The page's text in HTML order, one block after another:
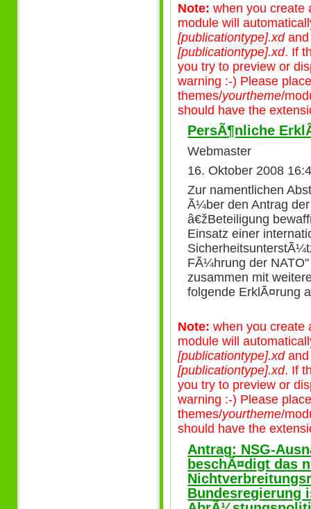
Note: when you create
module will
[publicationtype].xd
[publicationtype].xd. If
you try to preview or
warning :-) Please
themes/yourtheme/
should have the
PersÃ¶nliche
Webmaster
16. Oktober 2008
Zur namentlichen
Ã¼ber den Antrag
â€žBeteiligung
Einsatz einer
FÃ¼hrung der
zusammen mit
folgende ErklÃ¤rung
Note: when you create
module will
[publicationtype].xd
[publicationtype].xd. If
you try to preview or
warning :-) Please
themes/yourtheme/
should have the
Antrag: NSG-
beschÃ¤digt das
Bundesregierung